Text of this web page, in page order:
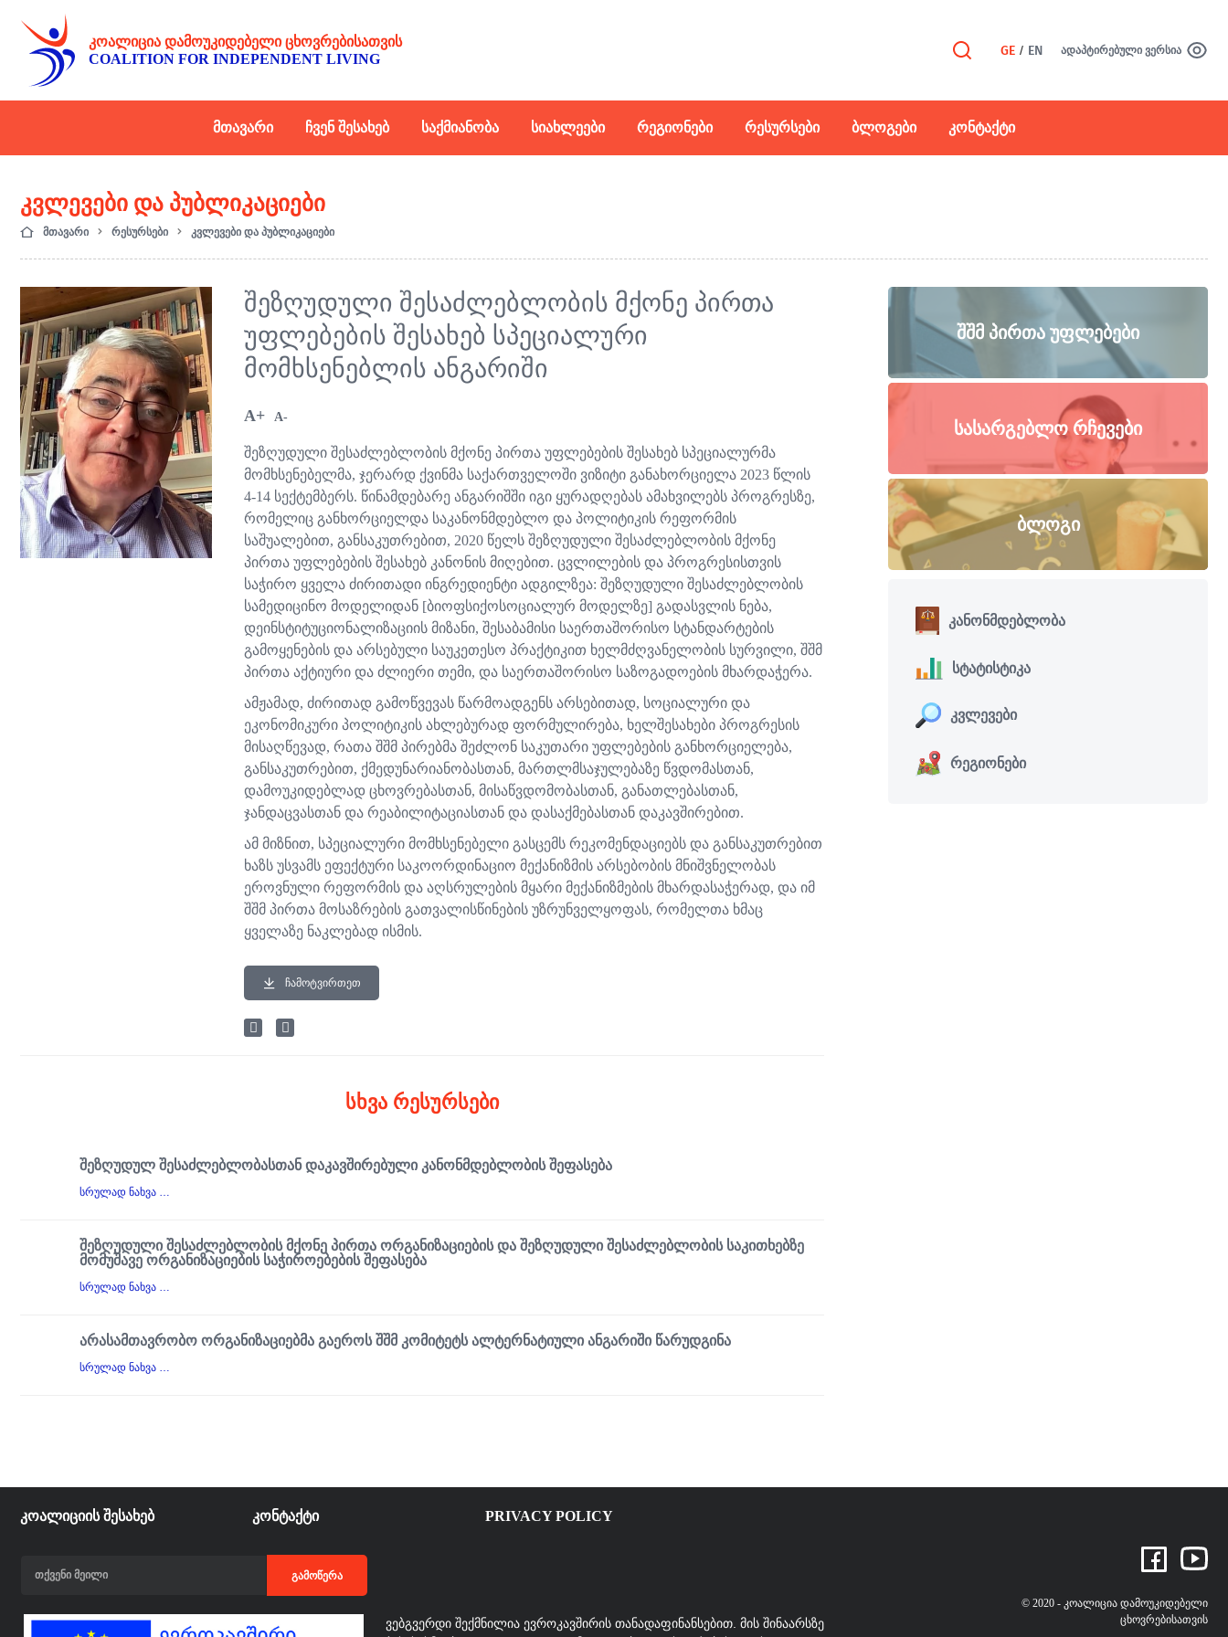
ᲙᲝᲐᲚᲘᲪᲘᲐ ᲓᲐᲛᲝᲣᲙᲘᲓᲔᲑᲔᲚᲘ ᲪᲮᲝᲕᲠᲔᲑᲘᲡᲐᲗᲕᲘᲡ
COALITION FOR INDEPENDENT LIVING
GE / EN ადაპტირებული ვერსია
ᲛᲗᲐᲕᲐᲠᲘ ᲩᲕᲔᲜ ᲨᲔᲡᲐᲮᲔᲑ ᲡᲐᲥᲛᲘᲐᲜᲝᲑᲐ ᲡᲘᲐᲮᲚᲔᲔᲑᲘ ᲠᲔᲒᲘᲝᲜᲔᲑᲘ ᲠᲔᲡᲣᲠᲡᲔᲑᲘ ᲑᲚᲝᲒᲔᲑᲘ ᲙᲝᲜᲢᲐᲥᲢᲘ
ᲙᲕᲚᲔᲕᲔᲑᲘ ᲓᲐ ᲞᲣᲑᲚᲘᲙᲐᲪᲘᲔᲑᲘ
მთავარი რესურსები კვლევები და პუბლიკაციები
ᲨᲔᲖᲦᲣᲓᲣᲚᲘ ᲨᲔᲡᲐᲫᲚᲔᲑᲚᲝᲑᲘᲡ ᲛᲥᲝᲜᲔ ᲞᲘᲠᲗᲐ
ᲣᲤᲚᲔᲑᲔᲑᲘᲡ ᲨᲔᲡᲐᲮᲔᲑ ᲡᲞᲔᲪᲘᲐᲚᲣᲠᲘ
ᲛᲝᲛᲮᲡᲔᲜᲔᲑᲚᲘᲡ ᲐᲜᲒᲐᲠᲘᲨᲘ
A+ A-
შეზღუდული შესაძლებლობის მქონე პირთა უფლებების შესახებ სპეციალურმა
მომხსენებელმა, ჯერარდ ქვინმა საქართველოში ვიზიტი განახორციელა 2023 წლის
4-14 სექტემბერს. წინამდებარე ანგარიშში იგი ყურადღებას ამახვილებს პროგრესზე,
რომელიც განხორციელდა საკანონმდებლო და პოლიტიკის რეფორმის
საშუალებით, განსაკუთრებით, 2020 წელს შეზღუდული შესაძლებლობის მქონე
პირთა უფლებების შესახებ კანონის მიღებით. ცვლილების და პროგრესისთვის
საჭირო ყველა ძირითადი ინგრედიენტი ადგილზეა: შეზღუდული შესაძლებლობის
სამედიცინო მოდელიდან [ბიოფსიქოსოციალურ მოდელზე] გადასვლის ნება,
დეინსტიტუციონალიზაციის მიზანი, შესაბამისი საერთაშორისო სტანდარტების
გამოყენების და არსებული საუკეთესო პრაქტიკით ხელმძღვანელობის სურვილი, შშმ
პირთა აქტიური და ძლიერი თემი, და საერთაშორისო საზოგადოების მხარდაჭერა.
ამჟამად, ძირითად გამოწვევას წარმოადგენს არსებითად, სოციალური და
ეკონომიკური პოლიტიკის ახლებურად ფორმულირება, ხელშესახები პროგრესის
მისაღწევად, რათა შშმ პირებმა შეძლონ საკუთარი უფლებების განხორციელება,
განსაკუთრებით, ქმედუნარიანობასთან, მართლმსაჯულებაზე წვდომასთან,
დამოუკიდებლად ცხოვრებასთან, მისაწვდომობასთან, განათლებასთან,
ჯანდაცვასთან და რეაბილიტაციასთან და დასაქმებასთან დაკავშირებით.
ამ მიზნით, სპეციალური მომხსენებელი გასცემს რეკომენდაციებს და განსაკუთრებით
ხაზს უსვამს ეფექტური საკოორდინაციო მექანიზმის არსებობის მნიშვნელობას
ეროვნული რეფორმის და აღსრულების მყარი მექანიზმების მხარდასაჭერად, და იმ
შშმ პირთა მოსაზრების გათვალისწინების უზრუნველყოფას, რომელთა ხმაც
ყველაზე ნაკლებად ისმის.
ᲩᲐᲛᲝᲢᲕᲘᲠᲗᲔᲗ
ᲡᲮᲕᲐ ᲠᲔᲡᲣᲠᲡᲔᲑᲘ
ᲨᲔᲖᲦᲣᲓᲣᲚ ᲨᲔᲡᲐᲫᲚᲔᲑᲚᲝᲑᲐᲡᲗᲐᲜ ᲓᲐᲙᲐᲕᲨᲘᲠᲔᲑᲣᲚᲘ ᲙᲐᲜᲝᲜᲛᲓᲔᲑᲚᲝᲑᲘᲡ ᲨᲔᲤᲐᲡᲔᲑᲐ
სრულად ნახვა …
ᲨᲔᲖᲦᲣᲓᲣᲚᲘ ᲨᲔᲡᲐᲫᲚᲔᲑᲚᲝᲑᲘᲡ ᲛᲥᲝᲜᲔ ᲞᲘᲠᲗᲐ ᲝᲠᲒᲐᲜᲘᲖᲐᲪᲘᲔᲑᲘᲡ ᲓᲐ ᲨᲔᲖᲦᲣᲓᲣᲚᲘ ᲨᲔᲡᲐᲫᲚᲔᲑᲚᲝᲑᲘᲡ ᲡᲐᲙᲘᲗᲮᲔᲑᲖᲔ
ᲛᲝᲛᲣᲨᲐᲕᲔ ᲝᲠᲒᲐᲜᲘᲖᲐᲪᲘᲔᲑᲘᲡ ᲡᲐᲭᲘᲠᲝᲔᲑᲔᲑᲘᲡ ᲨᲔᲤᲐᲡᲔᲑᲐ
სრულად ნახვა …
ᲐᲠᲐᲡᲐᲛᲗᲐᲕᲠᲝᲑᲝ ᲝᲠᲒᲐᲜᲘᲖᲐᲪᲘᲔᲑᲛᲐ ᲒᲐᲔᲠᲝᲡ ᲨᲨᲛ ᲙᲝᲛᲘᲢᲔᲢᲡ ᲐᲚᲢᲔᲠᲜᲐᲢᲘᲣᲚᲘ ᲐᲜᲒᲐᲠᲘᲨᲘ ᲬᲐᲠᲣᲓᲒᲘᲜᲐ
სრულად ნახვა …
ᲨᲨᲛ ᲞᲘᲠᲗᲐ ᲣᲤᲚᲔᲑᲔᲑᲘ
ᲡᲐᲡᲐᲠᲒᲔᲑᲚᲝ ᲠᲩᲔᲕᲔᲑᲘ
ᲑᲚᲝᲒᲘ
კანონმდებლობა
სტატისტიკა
კვლევები
რეგიონები
ᲙᲝᲐᲚᲘᲪᲘᲘᲡ ᲨᲔᲡᲐᲮᲔᲑ ᲙᲝᲜᲢᲐᲥᲢᲘ PRIVACY POLICY
ᲒᲐᲛᲝᲬᲔᲠᲐ
ვებგვერდი შექმნილია ევროკავშირის თანადაფინანსებით. მის შინაარსზე
© 2020 - კოალიცია დამოუკიდებელი
ცხოვრებისათვის